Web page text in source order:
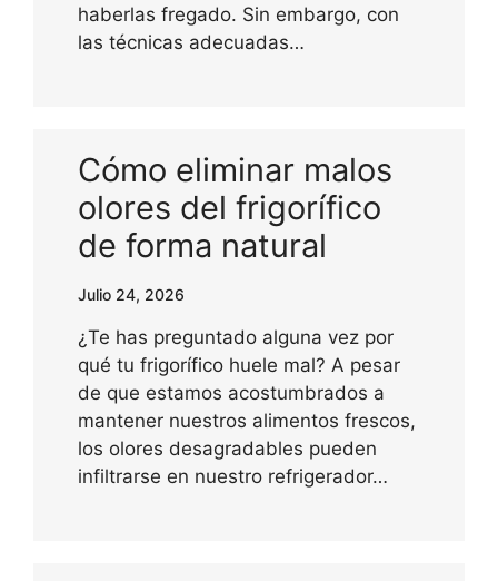
haberlas fregado. Sin embargo, con
las técnicas adecuadas…
Cómo eliminar malos
olores del frigorífico
de forma natural
Julio 24, 2026
¿Te has preguntado alguna vez por
qué tu frigorífico huele mal? A pesar
de que estamos acostumbrados a
mantener nuestros alimentos frescos,
los olores desagradables pueden
infiltrarse en nuestro refrigerador…